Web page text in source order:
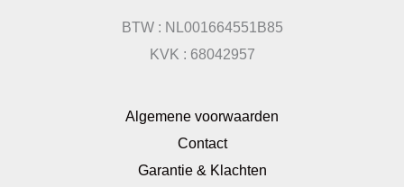
BTW : NL001664551B85
KVK : 68042957
Algemene voorwaarden
Contact
Garantie & Klachten